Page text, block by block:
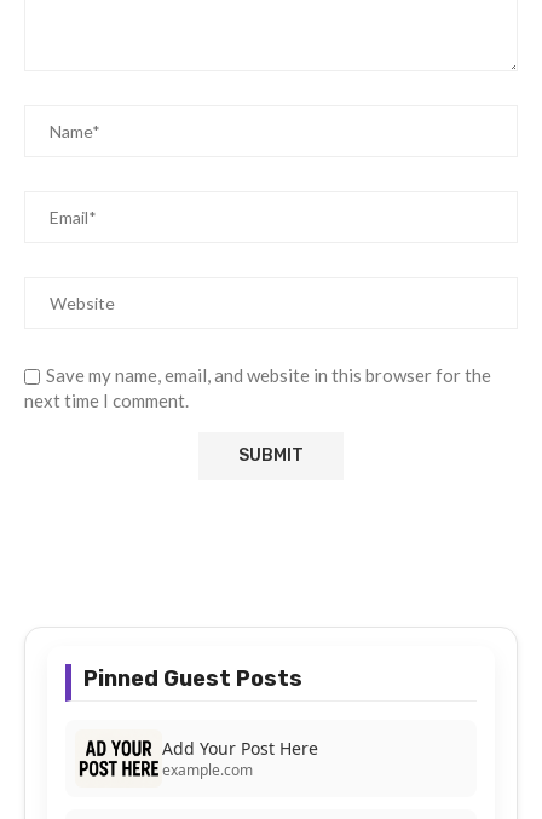
Save my name, email, and website in this browser for the
next time I comment.
Pinned Guest Posts
Add Your Post Here
example.com